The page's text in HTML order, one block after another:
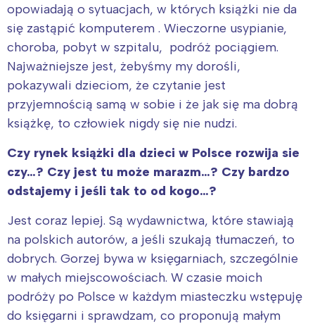
opowiadają o sytuacjach, w których książki nie da
się zastąpić komputerem . Wieczorne usypianie,
choroba, pobyt w szpitalu, podróż pociągiem.
Najważniejsze jest, żebyśmy my dorośli,
pokazywali dzieciom, że czytanie jest
przyjemnością samą w sobie i że jak się ma dobrą
książkę, to człowiek nigdy się nie nudzi.
Czy rynek książki dla dzieci w Polsce rozwija sie
czy…? Czy jest tu może marazm…? Czy bardzo
odstajemy i jeśli tak to od kogo…?
Jest coraz lepiej. Są wydawnictwa, które stawiają
na polskich autorów, a jeśli szukają tłumaczeń, to
dobrych. Gorzej bywa w księgarniach, szczególnie
w małych miejscowościach. W czasie moich
podróży po Polsce w każdym miasteczku wstępuję
do księgarni i sprawdzam, co proponują małym